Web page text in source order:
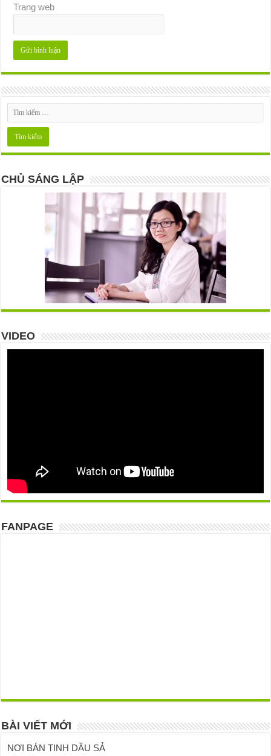
Trang web
CHỦ SÁNG LẬP
VIDEO
FANPAGE
BÀI VIẾT MỚI
NƠI BÁN TINH DẦU SẢ